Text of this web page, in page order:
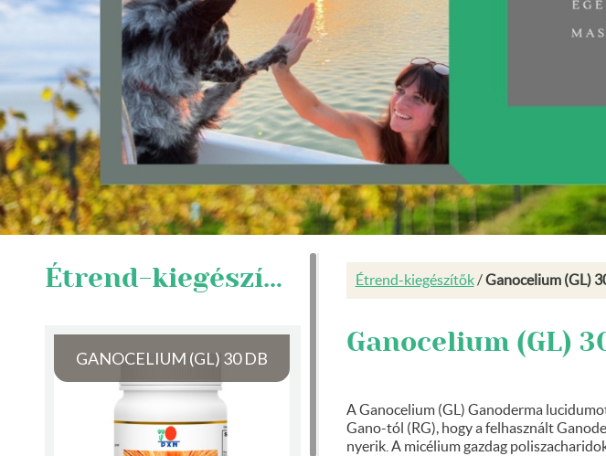
Étrend-kiegészítők
GANOCELIUM (GL) 30 DB
Étrend-kiegészítők/Ganocelium (GL)
Ganocelium (GL)
A Ganocelium (GL) Ganoderma
Gano-tól (RG), hogy a felhasznált
nyerik. A micélium gazdag